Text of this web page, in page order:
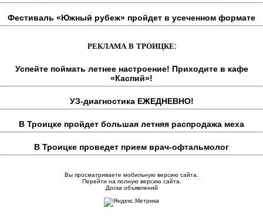
Фестиваль «Южный рубеж» пройдет в усеченном формате
РЕКЛАМА В ТРОИЦКЕ:
Успейте поймать летнее настроение! Приходите в кафе
«Каспий»!
УЗ-диагностика ЕЖЕДНЕВНО!
В Троицке пройдет большая летняя распродажа меха
В Троицке проведет прием врач-офтальмолог
Вы просматриваете мобильную версию сайта.
Перейти на полную версию сайта.
Доска объявлений